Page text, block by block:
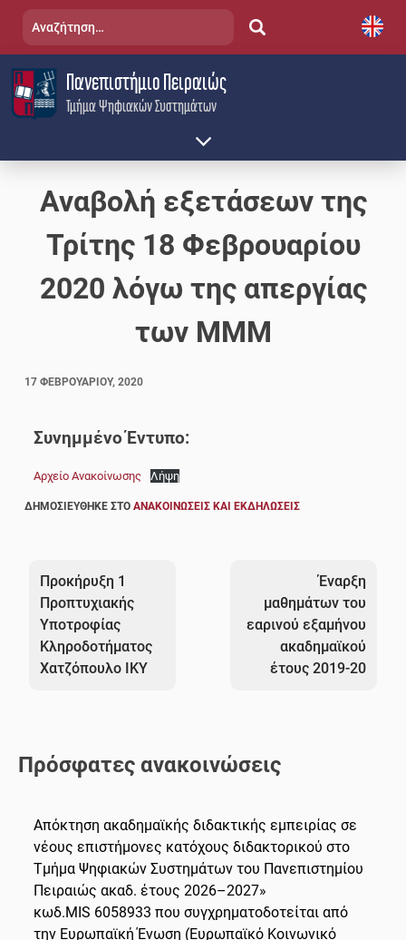
content
Τμήμα Ψηφιακών Συστημάτων
Πανεπιστήμιο Πειραιώς
Αναζήτηση
Αναβολή εξετάσεων της
Τρίτης 18 Φεβρουαρίου
2020 λόγω της απεργίας
των MMM
17 ΦΕΒΡΟΥΑΡΊΟΥ, 2020
Συνημμένο Έντυπο:
Αρχείο Ανακοίνωσης Λήψη
ΔΗΜΟΣΙΕΎΘΗΚΕ ΣΤΟΑΝΑΚΟΙΝΏΣΕΙΣ ΚΑΙ ΕΚΔΗΛΏΣΕΙΣ
άρθρων
Προκήρυξη 1
Προπτυχιακής
Υποτροφίας
Κληροδοτήματος
Χατζόπουλο ΙΚΥ
Έναρξη
μαθημάτων του
εαρινού εξαμήνου
ακαδημαϊκού
έτους 2019-20
Πρόσφατες ανακοινώσεις
Απόκτηση ακαδημαϊκής διδακτικής εμπειρίας σε
νέους επιστήμονες κατόχους διδακτορικού στο
Τμήμα Ψηφιακών Συστημάτων του Πανεπιστημίου
Πειραιώς ακαδ. έτους 2026–2027»
κωδ.MIS 6058933 που συγχρηματοδοτείται από
την Ευρωπαϊκή Ένωση (Ευρωπαϊκό Κοινωνικό